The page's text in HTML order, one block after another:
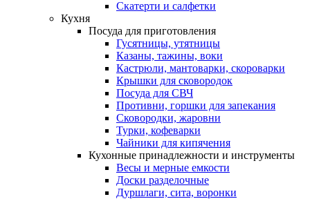
Скатерти и салфетки
Кухня
Посуда для приготовления
Гусятницы, утятницы
Казаны, тажины, воки
Кастрюли, мантоварки, скороварки
Крышки для сковородок
Посуда для СВЧ
Противни, горшки для запекания
Сковородки, жаровни
Турки, кофеварки
Чайники для кипячения
Кухонные принадлежности и инструменты
Весы и мерные емкости
Доски разделочные
Дуршлаги, сита, воронки